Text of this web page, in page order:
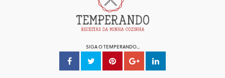
SIGA O TEMPERANDO...